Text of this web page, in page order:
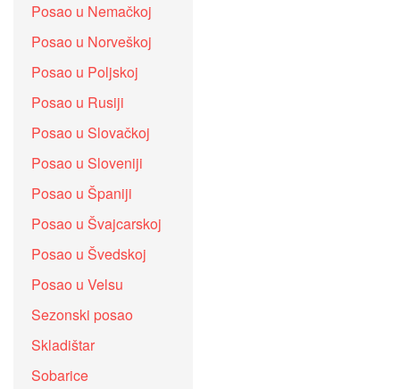
Posao u Nemačkoj
Posao u Norveškoj
Posao u Poljskoj
Posao u Rusiji
Posao u Slovačkoj
Posao u Sloveniji
Posao u Španiji
Posao u Švajcarskoj
Posao u Švedskoj
Posao u Velsu
Sezonski posao
Skladištar
Sobarice